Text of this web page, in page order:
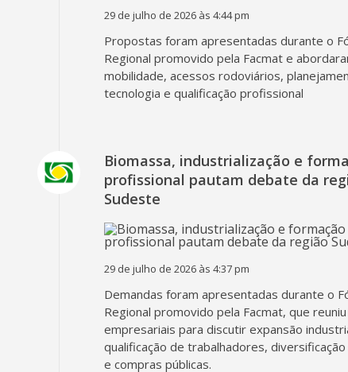
29 de julho de 2026 às 4:44 pm
Propostas foram apresentadas durante o
Regional promovido pela Facmat e
mobilidade, acessos rodoviários,
tecnologia e qualificação profissional
Biomassa, industrialização e
profissional pautam debate da
Sudeste
29 de julho de 2026 às 4:37 pm
Demandas foram apresentadas durante o
Regional promovido pela Facmat, que
empresariais para discutir expansão
qualificação de trabalhadores, diversificação
e compras públicas.